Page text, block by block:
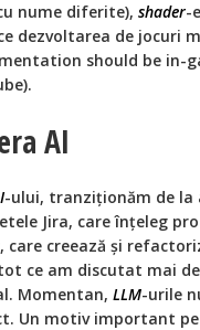
nume diferite), shader-
dezvoltarea de jocuri
should be in-
AI
-ului, tranziționăm de
Jira, care înțeleg
care creează și
ce am discutat mai
Momentan, LLM-urile
Un motiv important